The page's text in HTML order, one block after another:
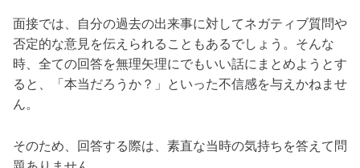
面接では、自分の過去の出来事に対してネガティブ質問や
否定的な意見を伝えられることもあるでしょう。そんな
時、全ての回答を無理矢理にでもいい話にまとめようとす
ると、「本当だろうか？」といった不信感を与えかねませ
ん。
そのため、回答する際は、素直な当時の気持ちを答えて問